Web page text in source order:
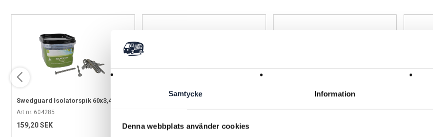
Samtycke Information
Denna webbplats använder cookies
🔹Förstärkning av befintliga
Varumärke: Swedguard
Material: Galvaniserat stål
Swedguard Isolatorspik 60x3,4 mm
195 st/fp
Art nr. 604285
159,20 SEK
Knoppisolator + 100 st/fp
135,20 SEK